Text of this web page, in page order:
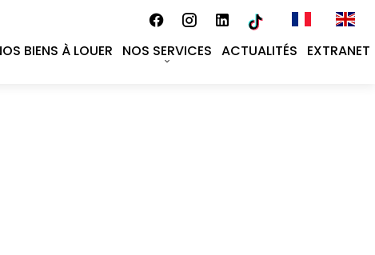
BIENS À LOUER NOS SERVICES ACTUALITÉS EXTRANET